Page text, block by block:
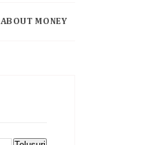
ABOUT MONEY